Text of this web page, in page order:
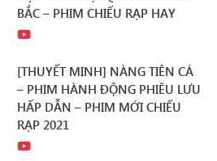
BẮC – PHIM CHIẾU RẠP HAY
[THUYẾT MINH] NÀNG TIÊN CÁ
– PHIM HÀNH ĐỘNG PHIÊU LƯU
HẤP DẪN – PHIM MỚI CHIẾU
RẠP 2021